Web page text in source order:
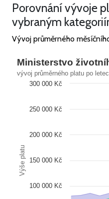
Porovnání vývoje
vybraným
Vývoj průměrného
Výše platu
Ministerstvo
vývoj průměrného platu po
100 000 Kč
150 000 Kč
200 000 Kč
250 000 Kč
300 000 Kč